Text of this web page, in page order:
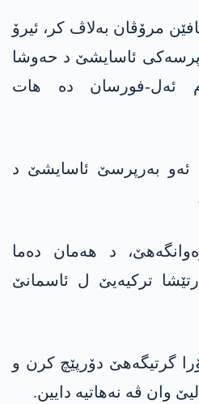
مرۆڤان بەلاڤ کر، ئیرۆ
ئاسایشێ د حەوشا
ئەل-فورسان دە ھات
بەرپرسێ ئاسایشێ د
د ھەمان دەما
ترکیەیێ ل ئاسمانێ
گرتیگەھێ دۆرپێچ کرن و
وان ڤە نەھاتیە دایین.